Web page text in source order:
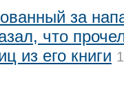
за
что
из его книги